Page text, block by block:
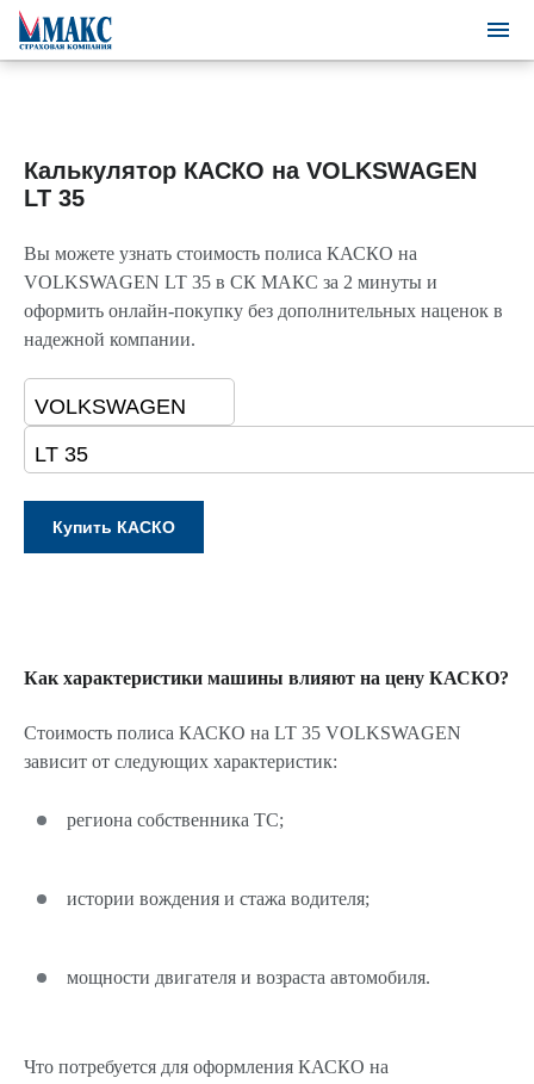
Калькулятор КАСКО на VOLKSWAGEN
LT 35
Вы можете узнать стоимость полиса КАСКО на
VOLKSWAGEN LT 35 в СК МАКС за 2 минуты и
оформить онлайн-покупку без дополнительных наценок в
надежной компании.
Как характеристики машины влияют на цену КАСКО?
Стоимость полиса КАСКО на LT 35 VOLKSWAGEN
зависит от следующих характеристик:
региона собственника ТС;
истории вождения и стажа водителя;
мощности двигателя и возраста автомобиля.
Что потребуется для оформления КАСКО на